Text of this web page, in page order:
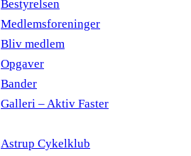
Bestyrelsen
Medlemsforeninger
Bliv medlem
Opgaver
Bander
Galleri – Aktiv Faster
Astrup Cykelklub